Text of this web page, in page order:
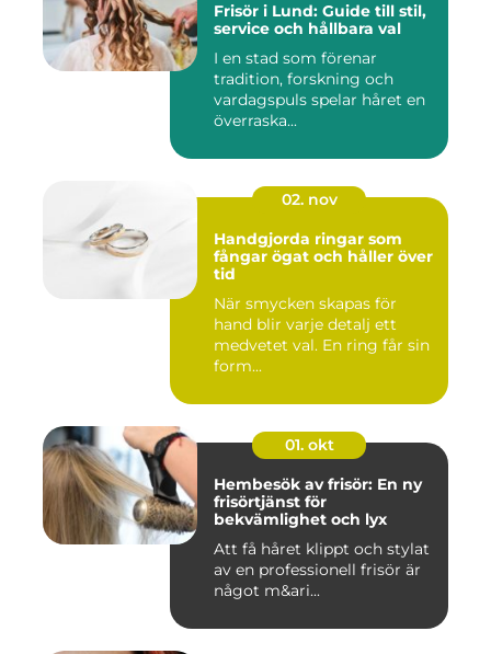
Frisör i Lund: Guide till stil,
service och hållbara val
I en stad som förenar
tradition, forskning och
vardagspuls spelar håret en
överraska...
02. nov
Handgjorda ringar som
fångar ögat och håller över
tid
När smycken skapas för
hand blir varje detalj ett
medvetet val. En ring får sin
form...
01. okt
Hembesök av frisör: En ny
frisörtjänst för
bekvämlighet och lyx
Att få håret klippt och stylat
av en professionell frisör är
något m&ari...